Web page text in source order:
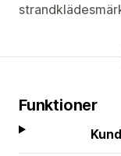
Funktioner